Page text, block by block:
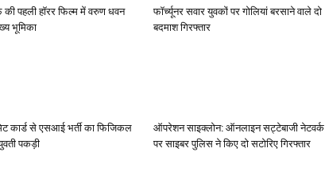
पहली हॉरर फिल्म में वरुण धवन
भूमिका
फॉर्च्यूनर सवार युवकों पर गोलियां बरसाने वाले दो
बदमाश गिरफ्तार
कार्ड से एसआई भर्ती का फिजिकल
पकड़ी
ऑपरेशन साइक्लोन: ऑनलाइन सट्टेबाजी नेटवर्क
पर साइबर पुलिस ने किए दो सटोरिए गिरफ्तार